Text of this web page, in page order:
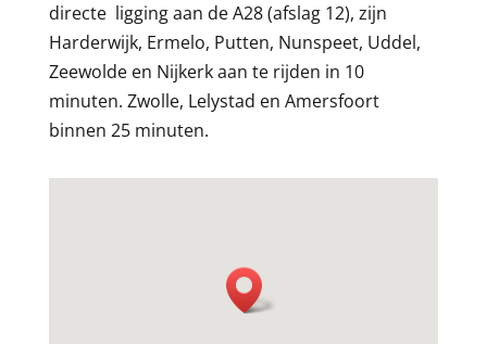
directe ligging aan de A28 (afslag 12), zijn
Harderwijk, Ermelo, Putten, Nunspeet, Uddel,
Zeewolde en Nijkerk aan te rijden in 10
minuten. Zwolle, Lelystad en Amersfoort
binnen 25 minuten.